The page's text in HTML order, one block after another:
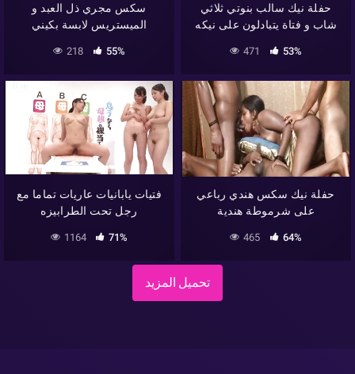
سكس مجري ذل العبد و
الميستريس لابسة بكيني
218 55%
حفلة نيك سالب بنوتي ثلاثي
شاب و فتاة يتبادلون على نيكه
471 53%
فتيات يابانيات عاريات تماما مع
رجل تحت الطرابيزه
1164 71%
حفلة نيك سكس هندي رباعي
على شرموطة هندية
465 64%
تحميل المزيد